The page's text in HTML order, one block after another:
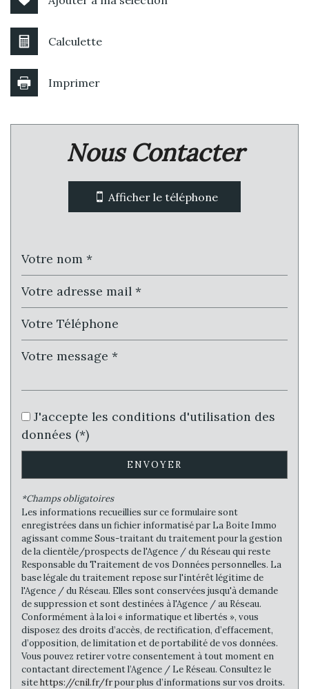
statistiques
Nombre d'habitants
Propriétaires (vs. locataires)
Taxe foncière
Habitants de 25 à 55 ans
36,50 %
Habitants de plus de 55 ans
Nombre d'enfants par famille
Familles avec 1 ou 2 enfants
81,25 %
Maisons
44,18 %
Appartements
Familles avec 3 enfants
Calculette
Imprimer
Nous Contacter
Afficher le téléphone
J'accepte les conditions d'utilisation des
données (*)
ENVOYER
*Champs obligatoires
Les informations recueillies sur ce formulaire sont
enregistrées dans un fichier informatisé par La Boite Immo
agissant comme Sous-traitant du traitement pour la gestion
de la clientèle/prospects de l'Agence / du Réseau qui reste
Responsable du Traitement de vos Données personnelles. La
base légale du traitement repose sur l'intérêt légitime de
l'Agence / du Réseau. Elles sont conservées jusqu'à demande
de suppression et sont destinées à l'Agence / au Réseau.
Conformément à la loi « informatique et libertés », vous
disposez des droits d’accès, de rectification, d’effacement,
d’opposition, de limitation et de portabilité de vos données.
Vous pouvez retirer votre consentement à tout moment en
contactant directement l’Agence / Le Réseau. Consultez le
sitehttps://cnil.fr/frpour plus d’informations sur vos droits.